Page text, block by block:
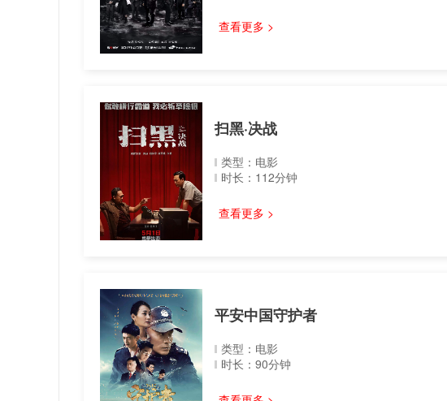
查看更多 >
扫黑·决战
类型：电影
时长：112分钟
查看更多 >
平安中国守护者
类型：电影
时长：90分钟